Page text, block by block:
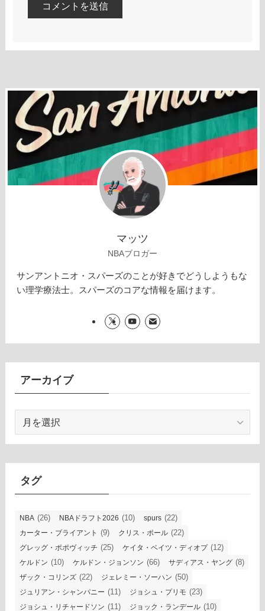
マッツ
NBAブロガー
サンアントニオ・スパーズのことが好きでどうしようもな
い理学療法士。スパーズのコアな情報を届けます。
アーカイブ
カ
イ
タグ
NBA (26) NBAドラフト2026 (10) spurs (22)
カーター・ブライアント (9) クリス・ポール (22)
グレッグ・ポポヴィッチ (25) ケイタ・ベイツ・ディオプ(12)
ケルドン (10) ケルドン・ジョンソン (66) サディアス・ヤング (8)
ザック・コリンズ (22) ジェレミー・ソーハン (50)
ジュリアン・シャンパニー (11) ジョシュ・プリモ (23)
ジョシュ・リチャードソン (11) ジョック・ランデール (10)